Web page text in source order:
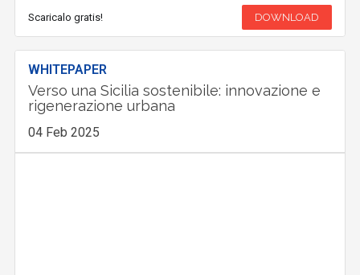
Scaricalo gratis! DOWNLOAD
WHITEPAPER
Verso una Sicilia sostenibile: innovazione e
rigenerazione urbana
04 Feb 2025